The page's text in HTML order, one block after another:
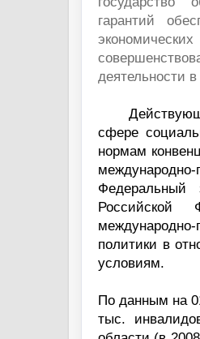
гарантий
деятельности
сфере
нормам
Российской
политики в
условиям.
По данным на
тыс.